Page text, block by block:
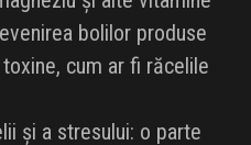
bolilor produse
cum ar fi răcelile
și a stresului: o parte